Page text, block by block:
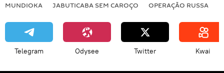
MUNDIOKA JABUTICABA SEM CAROÇO OPERAÇÃO RUSSA
Telegram Odysee Twitter Kwai